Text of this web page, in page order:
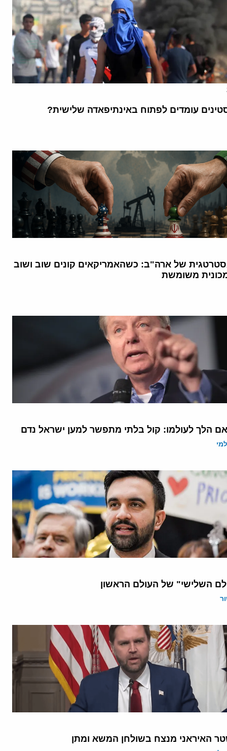
עומדים לפתוח באינתיפאדה שלישית?
של ארה"ב: כשהאמריקאים קונים שוב ושוב
משומשת
הלך לעולמו: קול בלתי מתפשר למען ישראל נדם
השלישי" של העולם הראשון
האיראני מנצח בשולחן המשא ומתן